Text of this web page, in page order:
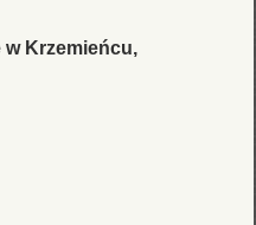
w Krzemieńcu,